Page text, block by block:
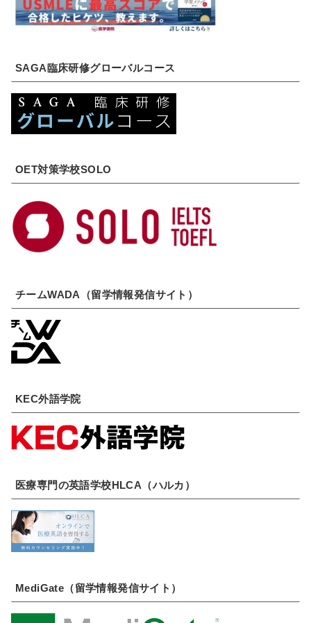
SAGA臨床研修グローバルコース
OET対策学校SOLO
チームWADA（留学情報発信サイト）
KEC外語学院
医療専門の英語学校HLCA（ハルカ）
MediGate（留学情報発信サイト）